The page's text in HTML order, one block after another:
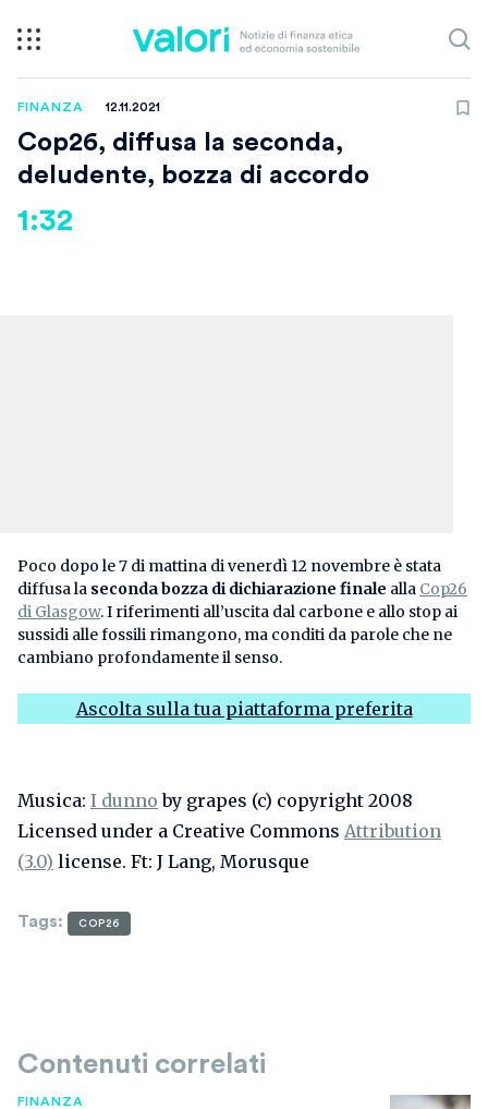
FINANZA 12.11.2021
Cop26, diffusa la seconda,
deludente, bozza di accordo
1:32
Poco dopo le 7 di mattina di venerdì 12 novembre è stata
diffusa la seconda bozza di dichiarazione finale alla Cop26
di Glasgow. I riferimenti all’uscita dal carbone e allo stop ai
sussidi alle fossili rimangono, ma conditi da parole che ne
cambiano profondamente il senso.
Ascolta sulla tua piattaforma preferita
Musica: I dunno by grapes (c) copyright 2008
Licensed under a Creative Commons Attribution
(3.0) license. Ft: J Lang, Morusque
Tags: COP26
Contenuti correlati
FINANZA